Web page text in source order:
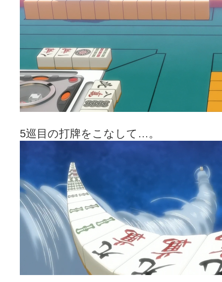
5巡目の打牌をこなして…。